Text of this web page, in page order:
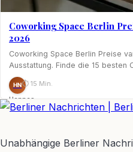
Coworking Space Berlin
2026
Coworking Space Berlin Preise
Ausstattung. Finde die 15 besten
HN
Hannes
Nagel
⏱ 15 Min.
Unabhängige Berliner